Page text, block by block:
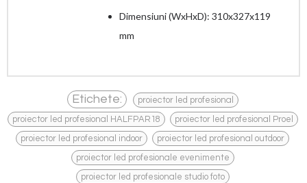
Dimensiuni (WxHxD): 310x327x119
mm
Etichete: proiector led profesional ,
proiector led profesional HALFPAR18 , proiector led profesional Proel ,
proiector led profesional indoor proiector led profesional outdoor
proiector led profesionale evenimente ,
proiector led profesionale studio foto ,